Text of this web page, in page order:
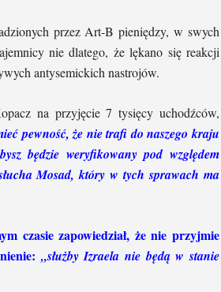
przez Art-B pieniędzy, w swych
nie dlatego, że lękano się reakcji
antysemickich nastrojów.
na przyjęcie 7 tysięcy uchodźców,
pewność, że nie trafi do naszego kraju
będzie weryfikowany pod względem
Mosad, który w tych sprawach ma
czasie zapowiedział, że nie przyjmie
„służby Izraela nie będą w stanie